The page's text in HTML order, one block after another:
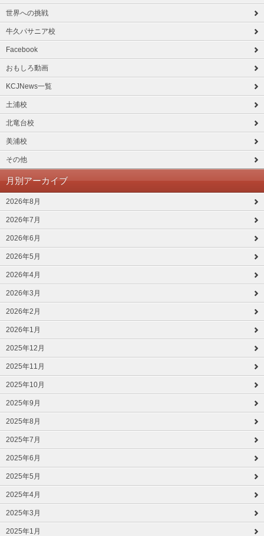
世界への挑戦
牛久パサニア校
Facebook
おもしろ動画
KCJNews一覧
土浦校
北竜台校
美浦校
その他
月別アーカイブ
2026年8月
2026年7月
2026年6月
2026年5月
2026年4月
2026年3月
2026年2月
2026年1月
2025年12月
2025年11月
2025年10月
2025年9月
2025年8月
2025年7月
2025年6月
2025年5月
2025年4月
2025年3月
2025年1月